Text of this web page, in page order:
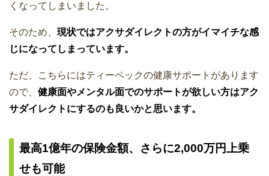
くなってしまいました。
そのため、 現状ではアクサダイレクトの方がイマイチな感
じになってしまっています。
ただ、こちらにはティーペックの健康サポートがあります
ので、 健康面やメンタル面でのサポートが欲しい方はアク
サダイレクトにするのも良いかと思います。
最高1億年の保険金額、さらに2,000万円上乗
せも可能